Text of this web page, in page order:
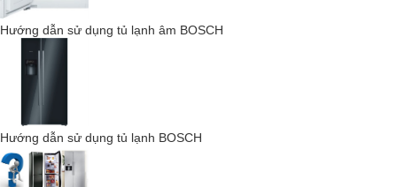
ăn của bạn
Hoàn toàn không bị chói: Các kệ được chiếu sáng có thể được
đặt riêng trong ngăn tủ lạnh và mang lại sự linh hoạt tốt nhất.
Hướng dẫn sử dụng tủ lạnh âm BOSCH
Hướng dẫn sử dụng tủ lạnh BOSCH